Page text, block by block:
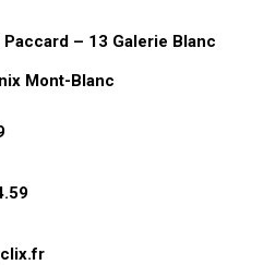
Paccard – 13 Galerie Blanc
Mont-Blanc